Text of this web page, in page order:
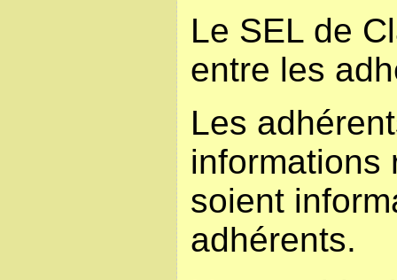
Le SEL de
entre les
Les
informations
soient
adhérents.